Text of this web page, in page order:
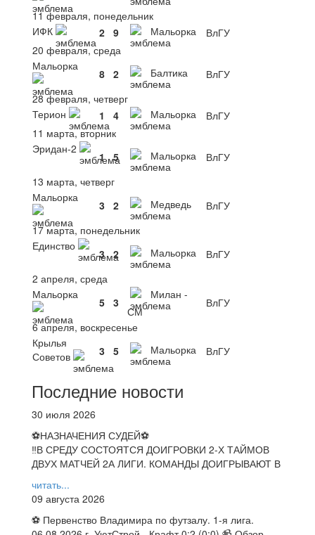
11 февраля, понедельник
ИФК
2 9 Мальорка
ВлГУ
20 февраля, среда
Мальорка
8 2 Балтика
ВлГУ
28 февраля, четверг
Терион
1 4 Мальорка
ВлГУ
11 марта, вторник
Эридан-2
1 5 Мальорка
ВлГУ
13 марта, четверг
Мальорка
3 2 Медведь
ВлГУ
17 марта, понедельник
Единство
3 2 Мальорка
ВлГУ
2 апреля, среда
Мальорка
5 3
Милан -
СМ
ВлГУ
6 апреля, воскресенье
Крылья
Советов
3 5 Мальорка ВлГУ
Последние новости
30 июля 2026
⚽НАЗНАЧЕНИЯ СУДЕЙ⚽
‼В СРЕДУ СОСТОЯТСЯ ДОИГРОВКИ 2-Х ТАЙМОВ
ДВУХ МАТЧЕЙ 2А ЛИГИ. КОМАНДЫ ДОИГРЫВАЮТ В
читать...
09 августа 2026
⚽ Первенство Владимира по футзалу. 1-я лига.